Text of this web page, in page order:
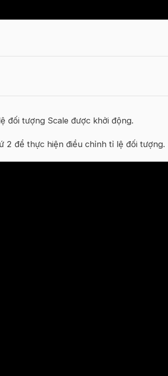
đối tượng Scale được khởi động.
2 để thực hiện điều chỉnh tỉ lệ đối tượng.